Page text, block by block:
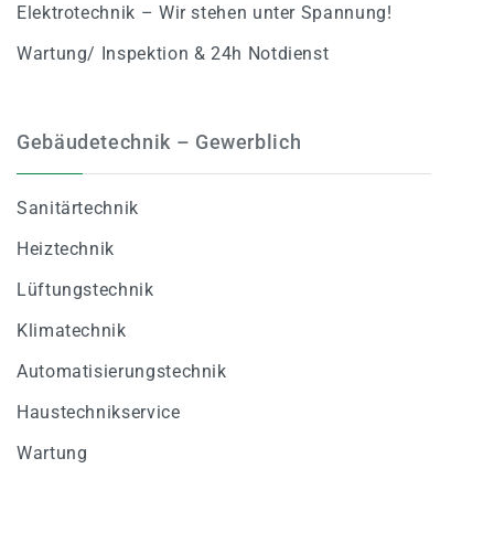
Elektrotechnik – Wir stehen unter Spannung!
Wartung/ Inspektion & 24h Notdienst
Gebäudetechnik – Gewerblich
Sanitärtechnik
Heiztechnik
Lüftungstechnik
Klimatechnik
Automatisierungstechnik
Haustechnikservice
Wartung